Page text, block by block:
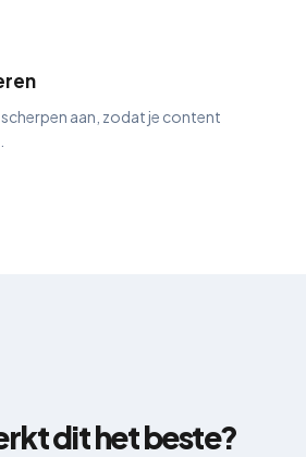
aan, zodat je content
dit het beste?